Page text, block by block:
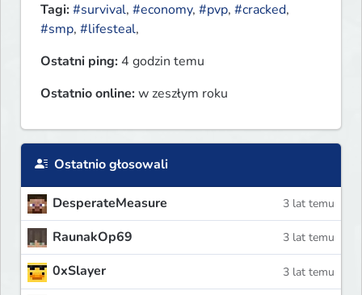
Tagi:#survival, #economy, #pvp, #cracked,
#smp, #lifesteal,
Ostatni ping: 4 godzin temu
Ostatnio online:w zeszłym roku
Ostatnio głosowali
DesperateMeasure 3 lat temu
RaunakOp69 3 lat temu
0xSlayer 3 lat temu